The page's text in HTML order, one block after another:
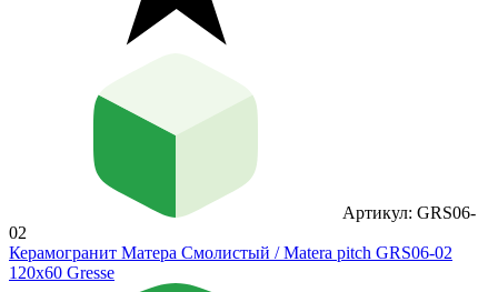
Артикул: GRS06-
02
Керамогранит Матера Смолистый / Matera pitch GRS06-02
120х60 Gresse